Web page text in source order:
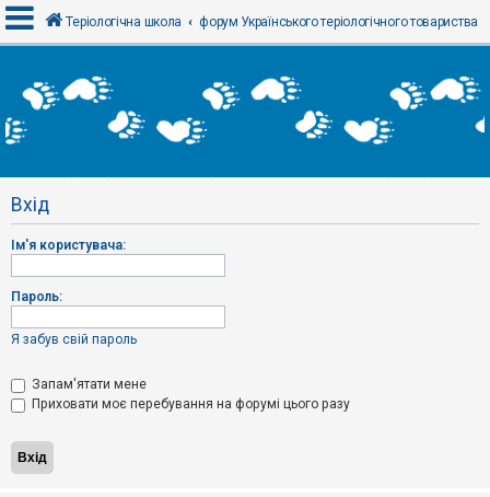
х
і
Р
є
т
р
а
і
Т
м
и
б
Теріологічна школа форум Українського теріологічного товариства
Вхід
Ім'я користувача:
Пароль:
Я забув свій пароль
Запам'ятати мене
Приховати моє перебування на форумі цього разу